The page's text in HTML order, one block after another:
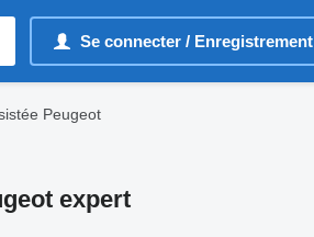
Se connecter / Enregistrement
Peugeot
expert